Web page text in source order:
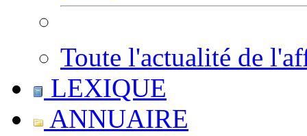
Toute l'actualité de
LEXIQUE
ANNUAIRE